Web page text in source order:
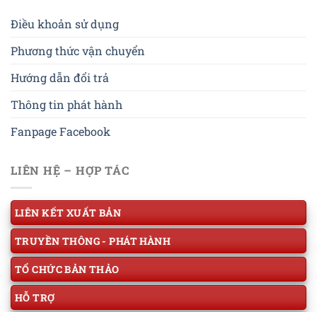
Điều khoản sử dụng
Phương thức vận chuyển
Hướng dẫn đổi trả
Thông tin phát hành
Fanpage Facebook
LIÊN HỆ – HỢP TÁC
LIÊN KẾT XUẤT BẢN
TRUYỀN THÔNG - PHÁT HÀNH
TỔ CHỨC BẢN THẢO
HỖ TRỢ